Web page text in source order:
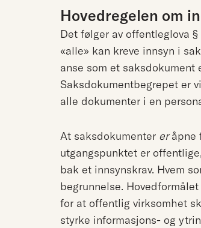
Hovedregelen om
Det følger av offentleglova
«alle» kan kreve innsyn i
anse som et saksdokument
Saksdokumentbegrepet er
alle dokumenter i en
At saksdokumenter eråpne
utgangspunktet er
bak et innsynskrav. Hvem
begrunnelse.
for at offentlig virksomhet
styrke informasjons- og